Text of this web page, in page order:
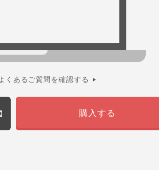
くあるご質問を確認する
購入する